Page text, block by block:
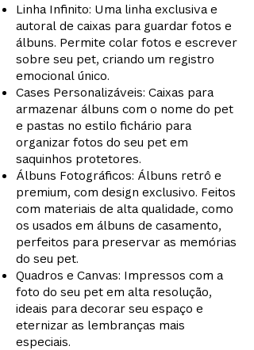
Linha Infinito: Uma linha exclusiva e
autoral de caixas para guardar fotos e
álbuns. Permite colar fotos e escrever
sobre seu pet, criando um registro
emocional único.
Cases Personalizáveis: Caixas para
armazenar álbuns com o nome do pet
e pastas no estilo fichário para
organizar fotos do seu pet em
saquinhos protetores.
Álbuns Fotográficos: Álbuns retrô e
premium, com design exclusivo. Feitos
com materiais de alta qualidade, como
os usados em álbuns de casamento,
perfeitos para preservar as memórias
do seu pet.
Quadros e Canvas: Impressos com a
foto do seu pet em alta resolução,
ideais para decorar seu espaço e
eternizar as lembranças mais
especiais.